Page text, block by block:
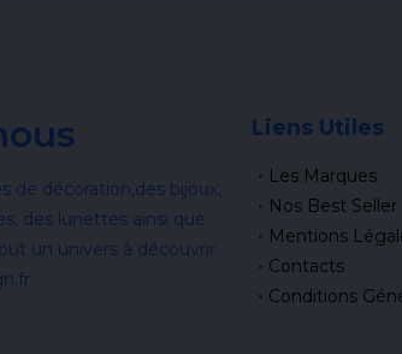
de décoration,des bijoux,
des lunettes ainsi que
un univers à découvrir
Liens Utiles
Les Marques
Nos Best Seller
Mentions
Contacts
Conditions